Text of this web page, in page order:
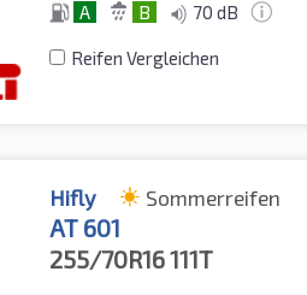
A B 70 dB
Reifen Vergleichen
Hifly Sommerreifen
AT 601
255/70R16111T